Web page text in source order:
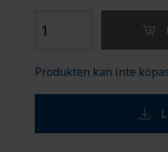
Produkten kan inte